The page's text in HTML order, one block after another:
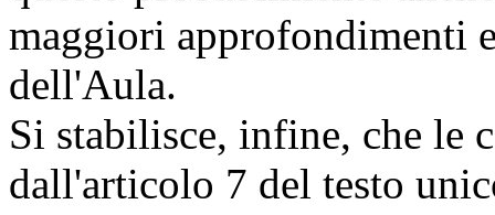
maggiori approfondimenti
dell'Aula.
Si stabilisce, infine, che le
dall'articolo 7 del testo